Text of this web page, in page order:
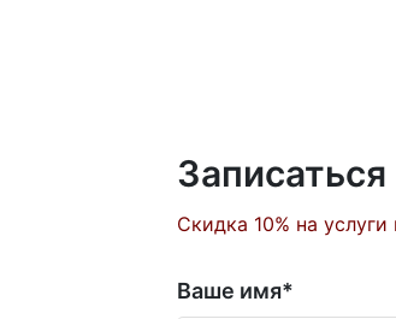
Скидка 10% на услуги
Ваше имя*